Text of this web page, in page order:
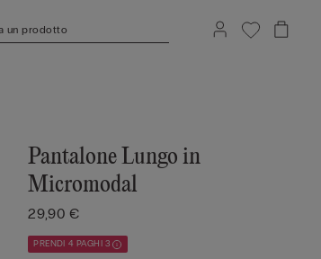
un prodotto
Pantalone Lungo in
Micromodal
29,90 €
PRENDI 4 PAGHI 3